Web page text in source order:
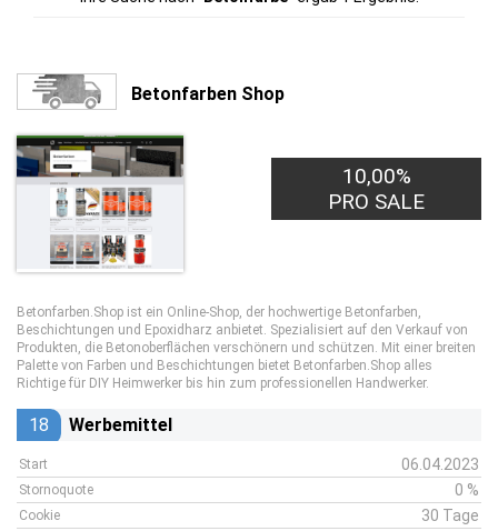
Betonfarben Shop
10,00%
PRO SALE
Betonfarben.Shop ist ein Online-Shop, der hochwertige Betonfarben,
Beschichtungen und Epoxidharz anbietet. Spezialisiert auf den Verkauf von
Produkten, die Betonoberflächen verschönern und schützen. Mit einer breiten
Palette von Farben und Beschichtungen bietet Betonfarben.Shop alles
Richtige für DIY Heimwerker bis hin zum professionellen Handwerker.
18 Werbemittel
Start 06.04.2023
Stornoquote 0 %
Cookie 30 Tage